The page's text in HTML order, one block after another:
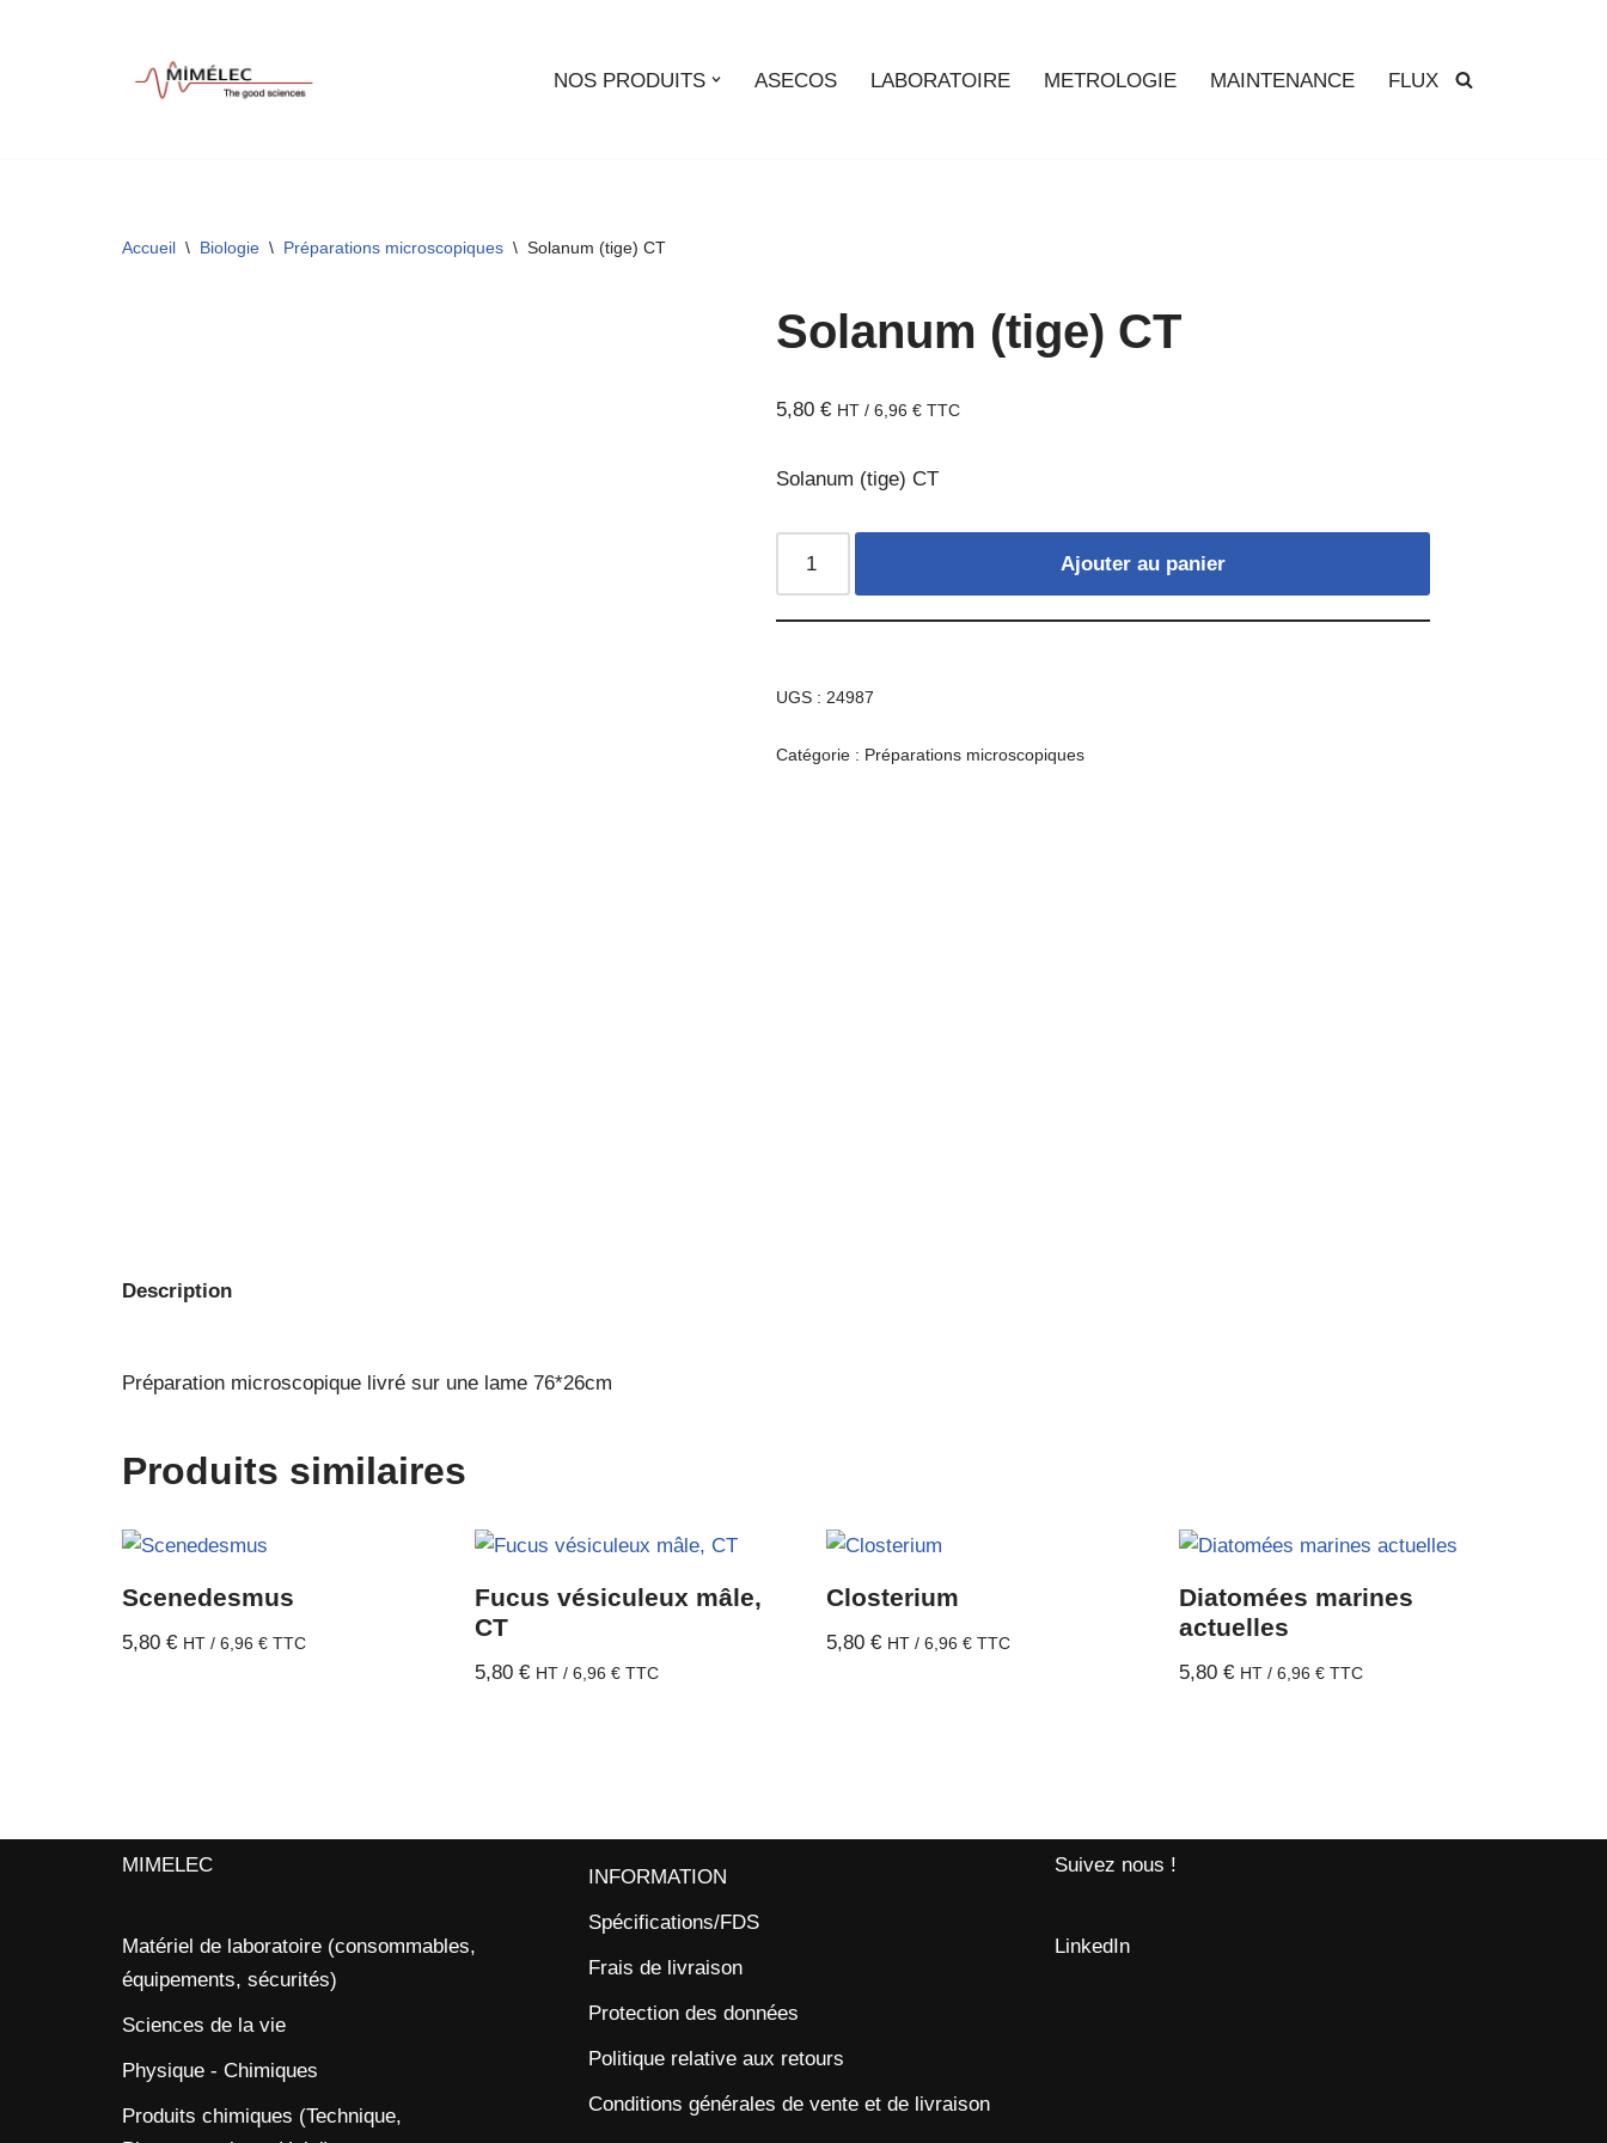
NOS PRODUITS ASECOS LABORATOIRE METROLOGIE MAINTENANCE FLUX
Accueil \ Biologie \ Préparations microscopiques \ Solanum (tige) CT
Solanum (tige) CT
5,80€ HT /6,96€ TTC
Solanum (tige) CT
Ajouter au panier
UGS :24987
Catégorie : Préparations microscopiques
Description
Préparation microscopique livré sur une lame 76*26cm
Produits similaires
Scenedesmus
5,80 € HT / 6,96 € TTC
Fucus vésiculeux mâle,
CT
5,80 € HT / 6,96 €TTC
Closterium
5,80€ HT /6,96€ TTC
Diatomées marines
actuelles
5,80€ HT /6,96€ TTC
MIMELEC
Matériel de laboratoire (consommables,
équipements, sécurités)
Sciences de la vie
Physique - Chimiques
Produits chimiques (Technique,
INFORMATION
Spécifications/FDS
Frais de livraison
Protection des données
Politique relative aux retours
Conditions générales de vente et de livraison
Suivez nous !
LinkedIn